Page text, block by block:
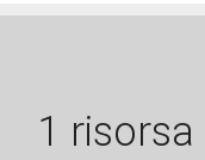
1 risorsa